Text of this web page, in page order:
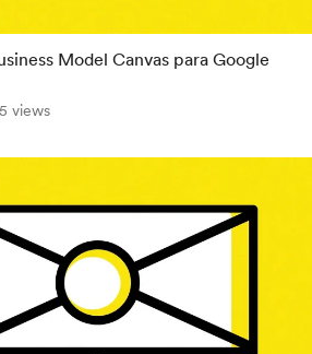
Model Canvas para Google
views